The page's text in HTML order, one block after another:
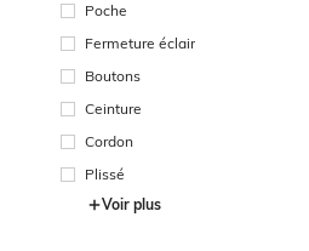
Poche
Fermeture éclair
Boutons
Ceinture
Cordon
Plissé
Voir plus